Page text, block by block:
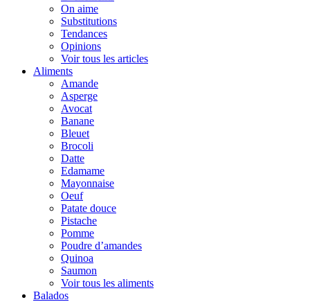
On aime
Substitutions
Tendances
Opinions
Voir tous les articles
Aliments
Amande
Asperge
Avocat
Banane
Bleuet
Brocoli
Datte
Edamame
Mayonnaise
Oeuf
Patate douce
Pistache
Pomme
Poudre d’amandes
Quinoa
Saumon
Voir tous les aliments
Balados